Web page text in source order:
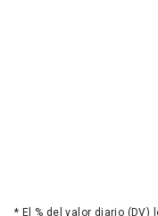
* El % del valor diario